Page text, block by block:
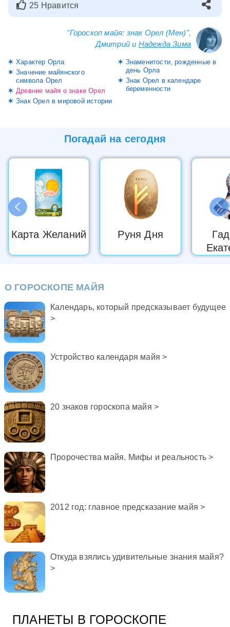
25 Нравится
"Гороскоп майя: знак Орел (Мен)",
Дмитрий и Надежда Зима
Характер Орла
Значение майянского
символа Орел
Древние майя о знаке Орел
Знак Орел в мировой истории
Знаменитости, рожденные в
день Орла
Знак Орел в календаре
беременности
Погадай на сегодня
Карта Желаний Руня Дня
О ГОРОСКОПЕ МАЙЯ
Календарь, который предсказывает будущее
>
Устройство календаря майя >
20 знаков гороскопа майя >
Пророчества майя. Мифы и реальность >
2012 год: главное предсказание майя >
Откуда взялись удивительные знания майя?
>
ПЛАНЕТЫ В ГОРОСКОПЕ